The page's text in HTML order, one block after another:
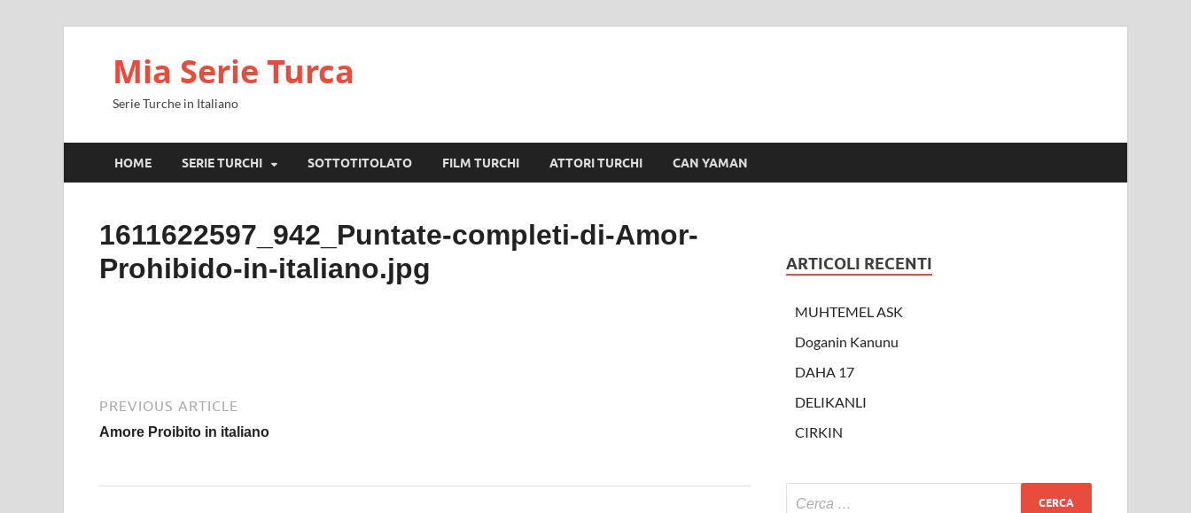
Mia Serie Turca
Serie Turche in Italiano
HOME SERIE TURCHI SOTTOTITOLATO FILM TURCHI ATTORI TURCHI CAN YAMAN
1611622597_942_Puntate-completi-di-Amor-
Prohibido-in-italiano.jpg
PREVIOUS ARTICLE
Amore Proibito in italiano
ARTICOLI RECENTI
MUHTEMEL ASK
Doganin Kanunu
DAHA 17
DELIKANLI
CIRKIN